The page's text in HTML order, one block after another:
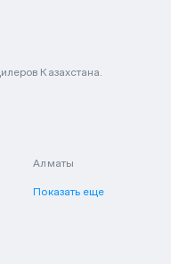
Казахстана.
Алматы
Показать еще